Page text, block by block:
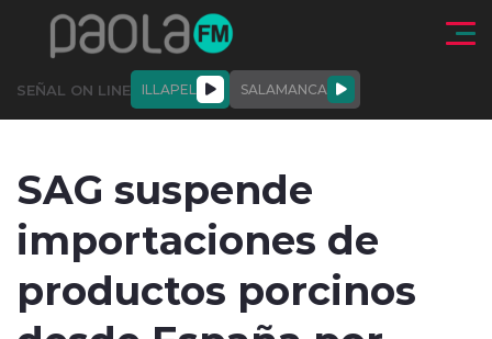
Click acá para ir directamente al contenido
SEÑAL ON LINE ILLAPEL SALAMANCA
SAG suspende
importaciones de
productos porcinos